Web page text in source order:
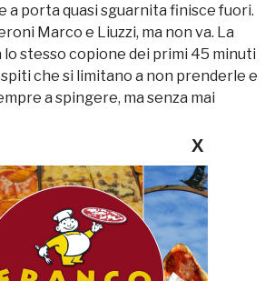
a porta quasi sguarnita finisce fuori.
Marco e Liuzzi, ma non va. La
stesso copione dei primi 45 minuti
che si limitano a non prenderle e
a spingere, ma senza mai
X